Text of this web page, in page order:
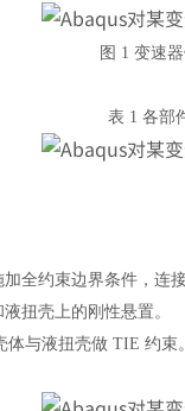
图 1 变速
表 1 各部
全约束边界条件，连
扭壳上的刚性悬置。
体与液扭壳做 TIE 约束